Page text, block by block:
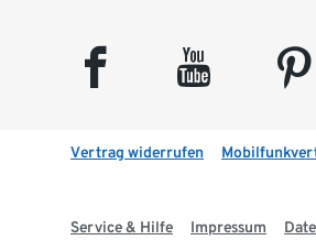
facebook youtube pinterest
Vertrag widerrufen
Service & Hilfe Impressum